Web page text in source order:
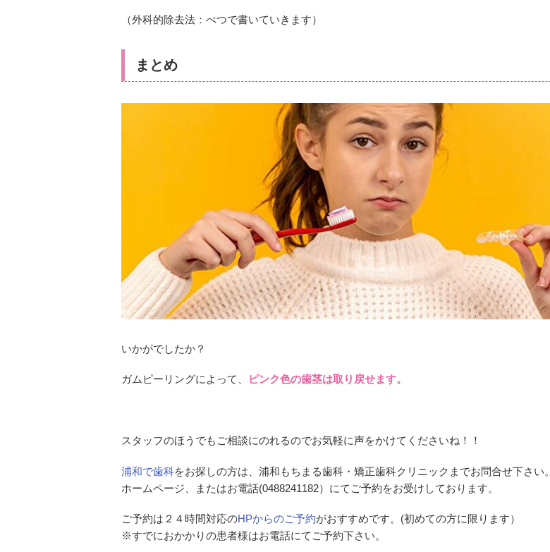
（外科的除去法：べつで書いていきます）
まとめ
いかがでしたか？
ガムピーリングによって、 ピンク色の歯茎は取り戻せます。
スタッフのほうでもご相談にのれるのでお気軽に声をかけてくださいね！！
浦和で歯科をお探しの方は、浦和もちまる歯科・矯正歯科クリニックまでお問合せ下さい。
ホームページ、またはお電話(0488241182）にてご予約をお受けしております。
ご予約は２４時間対応のHPからのご予約がおすすめです。(初めての方に限ります）
※すでにおかかりの患者様はお電話にてご予約下さい。